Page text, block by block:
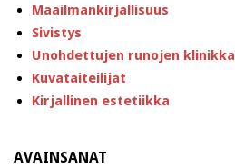
Maailmankirjallisuus
Sivistys
Unohdettujen runojen klinikka
Kuvataiteilijat
Kirjallinen estetiikka
AVAINSANAT